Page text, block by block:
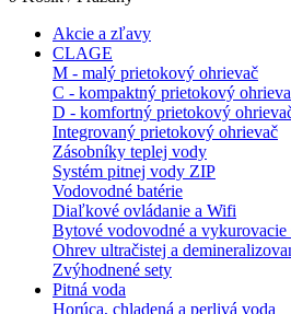
Akcie a zľavy
CLAGE
M - malý prietokový ohrievač
C - kompaktný prietokový
D - komfortný prietokový
Integrovaný prietokový ohrievač
Zásobníky teplej vody
Systém pitnej vody ZIP
Vodovodné batérie
Diaľkové ovládanie a Wifi
Bytové vodovodné a vykurovacie
Ohrev ultračistej a
Zvýhodnené sety
Pitná voda
Horúca, chladená a perlivá voda